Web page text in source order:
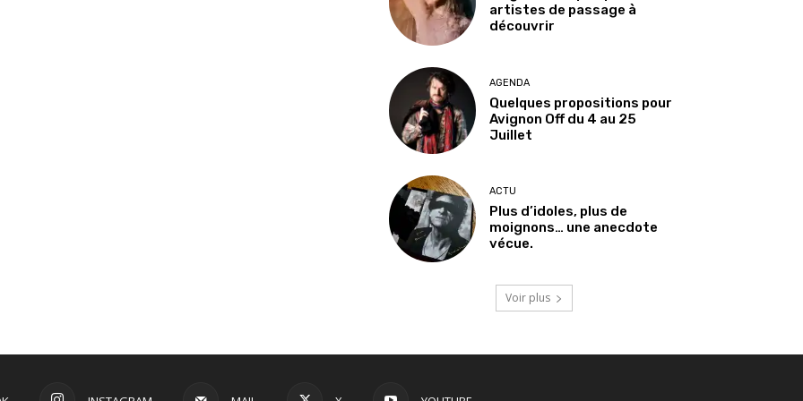
artistes de passage à
découvrir
AGENDA
Quelques propositions pour
Avignon Off du 4 au 25
Juillet
ACTU
Plus d’idoles, plus de
moignons… une anecdote
vécue.
Voir plus